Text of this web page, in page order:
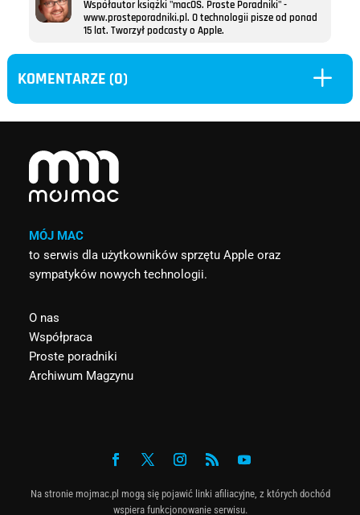
Współautor książki "macOS. Proste Poradniki" -
www.prosteporadniki.pl. O technologii pisze od ponad
15 lat. Tworzył podcasty o Apple.
KOMENTARZE (0) L
MÓJ MAC
to serwis dla użytkowników sprzętu Apple oraz
sympatyków nowych technologii.
O nas
Współpraca
Proste poradniki
Archiwum Magzynu
Na stronie mojmac.pl mogą się pojawić linki afiliacyjne, z których dochód
wspiera funkcjonowanie serwisu.